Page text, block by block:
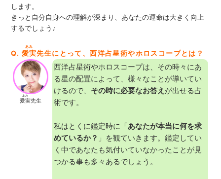
します。
きっと自分自身への理解が深まり、あなたの運命は大きく向上
するでしょう♪
Q. 愛実
あみ
先生にとって、西洋占星術やホロスコープとは？
愛実
あみ
先生
西洋占星術やホロスコープは、その時々にあ
る星の配置によって、様々なことが導いてい
けるので、 その時に必要なお答え が出せる占
術です。
私はとくに鑑定時に「あなたが本当に何を求
めているか？ 」を観ていきます。鑑定してい
く中であなたも気付いていなかったことが見
つかる事も多々あるでしょう。